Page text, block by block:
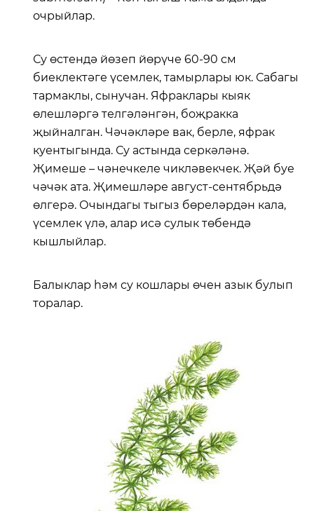
очрыйлар.
Су өстендә йөзеп йөрүче 60-90 см
биеклектәге үсемлек, тамырлары юк. Сабагы
тармаклы, сынучан. Яфраклары кыяк
өлешләргә телгәләнгән, боҗракка
җыйналган. Чәчәкләре вак, берле, яфрак
куентыгында. Су астында серкәләнә.
Җимеше – чәнечкеле чикләвекчек. Җәй буе
чәчәк ата. Җимешләре август-сентябрьдә
өлгерә. Очындагы тыгыз бөреләрдән кала,
үсемлек үлә, алар исә сулык төбендә
кышлыйлар.
Балыклар һәм су кошлары өчен азык булып
торалар.